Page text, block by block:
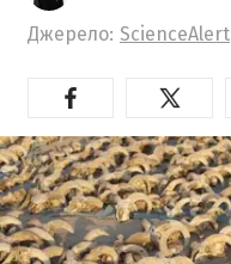
Джерело: ScienceAlert